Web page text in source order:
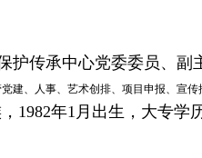
护传承中心党委委员、副
建、人事、艺术创排、项目申报、宣
1982年1月出生，大专学